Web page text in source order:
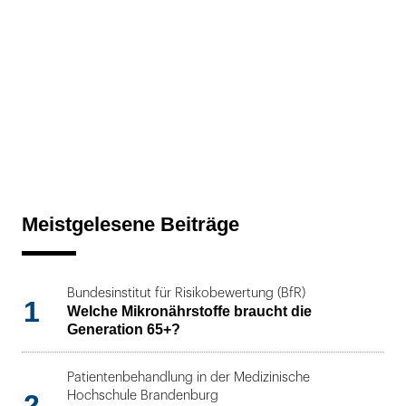
Meistgelesene Beiträge
1
Bundesinstitut für Risikobewertung (BfR)
Welche Mikronährstoffe braucht die
Generation 65+?
Patientenbehandlung in der Medizinische
Hochschule Brandenburg